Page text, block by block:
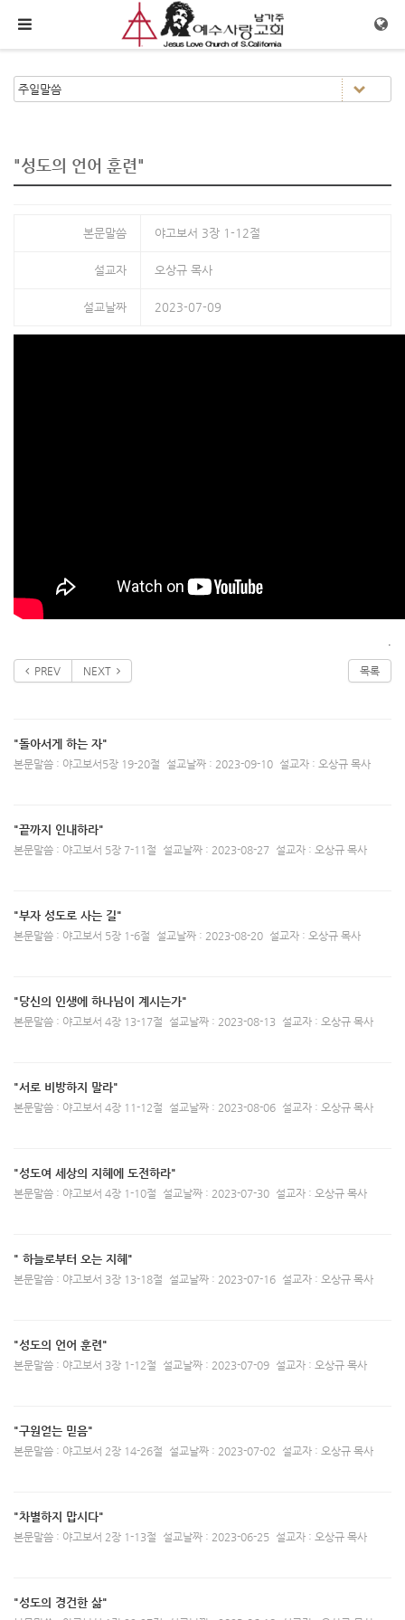
메뉴 건너뛰기
"성도의 언어 훈련"
본문말씀 야고보서 3장 1-12절
설교자 오상규 목사
설교날짜 2023-07-09
.
PREV NEXT 목록
"돌아서게 하는 자"
본문말씀 : 야고보서5장 19-20절 설교날짜 : 2023-09-10 설교자 : 오상규 목사
"끝까지 인내하라"
본문말씀 : 야고보서 5장 7-11절 설교날짜 : 2023-08-27 설교자 : 오상규 목사
"부자 성도로 사는 길"
본문말씀 : 야고보서 5장 1-6절 설교날짜 : 2023-08-20 설교자 : 오상규 목사
"당신의 인생에 하나님이 계시는가"
본문말씀 : 야고보서 4장 13-17절 설교날짜 : 2023-08-13 설교자 : 오상규 목사
"서로 비방하지 말라"
본문말씀 : 야고보서 4장 11-12절 설교날짜 : 2023-08-06 설교자 : 오상규 목사
"성도여 세상의 지혜에 도전하라"
본문말씀 : 야고보서 4장 1-10절 설교날짜 : 2023-07-30 설교자 : 오상규 목사
" 하늘로부터 오는 지혜"
본문말씀 : 야고보서 3장 13-18절 설교날짜 : 2023-07-16 설교자 : 오상규 목사
"성도의 언어 훈련"
본문말씀 : 야고보서 3장 1-12절 설교날짜 : 2023-07-09 설교자 : 오상규 목사
"구원얻는 믿음"
본문말씀 : 야고보서 2장 14-26절 설교날짜 : 2023-07-02 설교자 : 오상규 목사
"차별하지 맙시다"
본문말씀 : 야고보서 2장 1-13절 설교날짜 : 2023-06-25 설교자 : 오상규 목사
"성도의 경건한 삶"